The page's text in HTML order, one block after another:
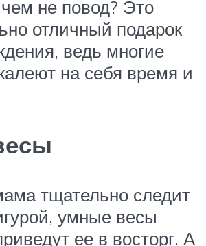
не повод? Это
отличный подарок
ведь многие
на себя время и
тщательно следит
умные весы
ее в восторг. А